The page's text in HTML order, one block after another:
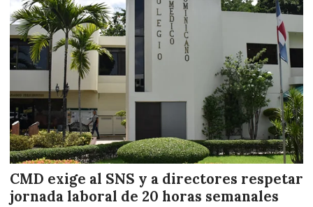
CMD exige al SNS y a directores respetar
jornada laboral de 20 horas semanales